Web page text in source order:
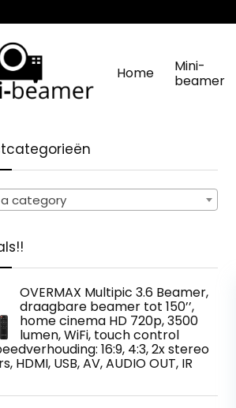
Home
Mini-
beamer
category
OVERMAX Multipic 3.6 Beamer,
draagbare beamer tot 150’’,
home cinema HD 720p, 3500
lumen, WiFi, touch control
16:9, 4:3, 2x stereo
HDMI, USB, AV, AUDIO OUT, IR